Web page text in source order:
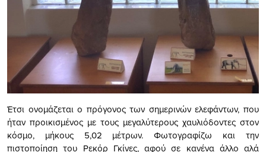
Έτσι ονομάζεται ο πρόγονος των σημερινών ελεφάντων, που
ήταν προικισμένος με τους μεγαλύτερους χαυλιόδοντες στον
κόσμο, μήκους 5,02 μέτρων. Φωτογραφίζω και την
πιστοποίηση του Ρεκόρ Γκίνες, αφού σε κανένα άλλο αλά